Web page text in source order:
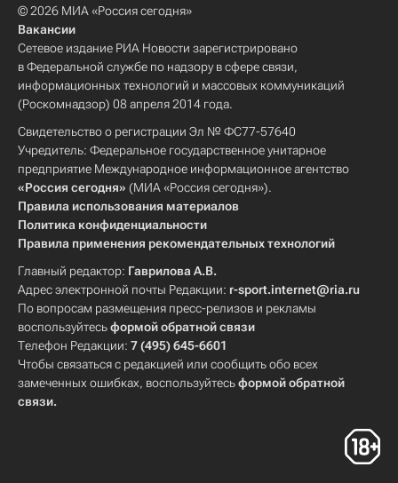
© 2026 МИА «Россия сегодня»
Вакансии
Сетевое издание РИА Новости зарегистрировано
в Федеральной службе по надзору в сфере связи,
информационных технологий и массовых коммуникаций
(Роскомнадзор) 08 апреля 2014 года.
Свидетельство о регистрации Эл № ФС77-57640
Учредитель: Федеральное государственное унитарное
предприятие Международное информационное агентство
«Россия сегодня» (МИА «Россия сегодня»).
Правила использования материалов
Политика конфиденциальности
Правила применения рекомендательных технологий
Главный редактор: Гаврилова А.В.
Адрес электронной почты Редакции: r-sport.internet@ria.ru
По вопросам размещения пресс-релизов и рекламы
воспользуйтесьформой обратной связи
Телефон Редакции: 7 (495) 645-6601
Чтобы связаться с редакцией или сообщить обо всех
замеченных ошибках, воспользуйтесьформой обратной
связи.